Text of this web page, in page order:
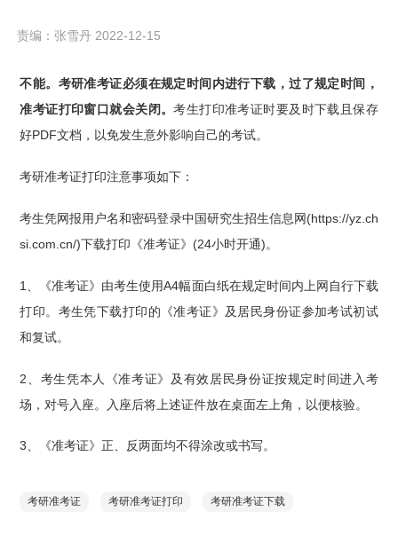
责编：张雪丹 2022-12-15
不能。考研准考证必须在规定时间内进行下载，过了规定时间，
准考证打印窗口就会关闭。考生打印准考证时要及时下载且保存
好PDF文档，以免发生意外影响自己的考试。
考研准考证打印注意事项如下：
考生凭网报用户名和密码登录中国研究生招生信息网(https://yz.ch
si.com.cn/)下载打印《准考证》(24小时开通)。
1、《准考证》由考生使用A4幅面白纸在规定时间内上网自行下载
打印。考生凭下载打印的《准考证》及居民身份证参加考试初试
和复试。
2、考生凭本人《准考证》及有效居民身份证按规定时间进入考
场，对号入座。入座后将上述证件放在桌面左上角，以便核验。
3、《准考证》正、反两面均不得涂改或书写。
考研准考证 考研准考证打印 考研准考证下载